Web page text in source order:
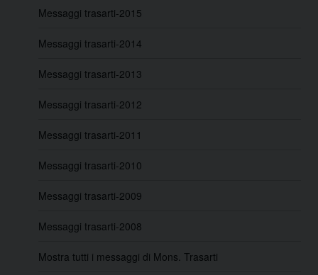
Messaggi trasarti-2015
Messaggi trasarti-2014
Messaggi trasarti-2013
Messaggi trasarti-2012
Messaggi trasarti-2011
Messaggi trasarti-2010
Messaggi trasarti-2009
Messaggi trasarti-2008
Mostra tutti i messaggi di Mons. Trasarti